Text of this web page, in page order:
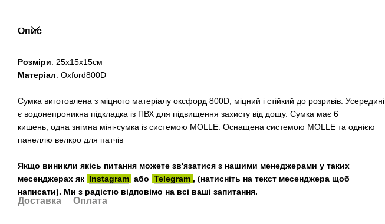
Опис
Розміри: 25х15х15см
Матеріал: Oxford800D
Сумка виготовлена з міцного матеріалу оксфорд 800D, міцний і стійкий до розривів. Усередині
є водонепроникна підкладка із ПВХ для підвищення захисту від дощу. Сумка має 6
кишень, одна знімна міні-сумка із системою MOLLE. Оснащена системою MOLLE та однією
панеллю велкро для патчів
Якщо виникли якісь питання можете зв'язатися з нашими менеджерами у таких
месенджерах як Instagram або Telegram , (натисніть на текст месенджера щоб
написати). Ми з радістю відповімо на всі ваші запитання.
Доставка Оплата